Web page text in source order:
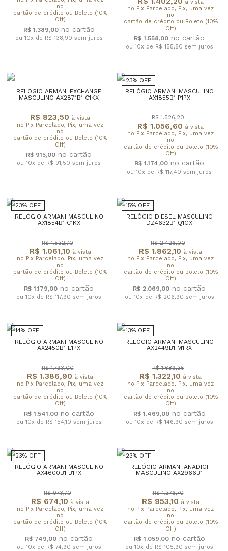
no
cartão de crédito ou Boleto (10%
Off)
R$ 1.389,00
ou 10x de R$ 138,90 sem juros
à vista
no Pix Parcelado, Pix, uma vez
no
cartão de crédito ou Boleto (10%
Off)
R$ 1.558,00
ou 10x de R$ 155,80 sem juros
RELÓGIO ARMANI EXCHANGE
MASCULINO AX2871B1 C1KX
R$ 823,50 à vista
no Pix Parcelado, Pix, uma vez
no
cartão de crédito ou Boleto (10%
Off)
R$ 915,00
ou 10x de R$ 91,50 sem juros
23% OFF
RELÓGIO ARMANI MASCULINO
AX1855B1 P1PX
R$ 1.056,60 à vista
no Pix Parcelado, Pix, uma vez
no
cartão de crédito ou Boleto (10%
Off)
R$ 1.526,20
R$ 1.174,00
ou 10x de R$ 117,40 sem juros
23% OFF
RELÓGIO ARMANI MASCULINO
AX1854B1 C1KX
R$ 1.061,10 à vista
no Pix Parcelado, Pix, uma vez
no
cartão de crédito ou Boleto (10%
Off)
R$ 1.532,70
R$ 1.179,00
ou 10x de R$ 117,90 sem juros
15% OFF
RELÓGIO DIESEL MASCULINO
DZ4632B1 Q1GX
R$ 1.862,10 à vista
no Pix Parcelado, Pix, uma vez
no
cartão de crédito ou Boleto (10%
Off)
R$ 2.426,00
R$ 2.069,00
ou 10x de R$ 206,90 sem juros
14% OFF
RELÓGIO ARMANI MASCULINO
AX2450B1 E1PX
R$ 1.386,90 à vista
no Pix Parcelado, Pix, uma vez
no
cartão de crédito ou Boleto (10%
Off)
R$ 1.793,00
R$ 1.541,00
ou 10x de R$ 154,10 sem juros
13% OFF
RELÓGIO ARMANI MASCULINO
AX2449B1 M1RX
R$ 1.322,10 à vista
no Pix Parcelado, Pix, uma vez
no
cartão de crédito ou Boleto (10%
Off)
R$ 1.689,35
R$ 1.469,00
ou 10x de R$ 146,90 sem juros
23% OFF
RELÓGIO ARMANI MASCULINO
AX4600B1 B1PX
R$ 674,10 à vista
no Pix Parcelado, Pix, uma vez
no
cartão de crédito ou Boleto (10%
Off)
R$ 973,70
R$ 749,00
ou 10x de R$ 74,90 sem juros
23% OFF
RELÓGIO ARMANI ANADIGI
MASCULINO AX2966B1
R$ 953,10 à vista
no Pix Parcelado, Pix, uma vez
no
cartão de crédito ou Boleto (10%
Off)
R$ 1.376,70
R$ 1.059,00
ou 10x de R$ 105,90 sem juros